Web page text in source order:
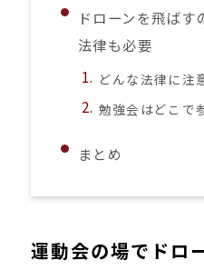
ドローンを飛ばす
法律も必要
どんな法律に注
勉強会はどこで
まとめ
運動会の場でドロ